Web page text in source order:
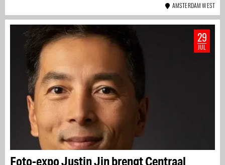
AMSTERDAM WEST
Foto-expo Justin Jin brengt Centraal
29
JUL